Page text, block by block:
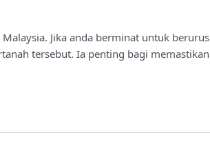
Jika anda berminat untuk berurus
tersebut. Ia penting bagi memastikan